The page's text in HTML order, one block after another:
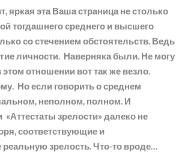
яркая эта Ваша страница не столько
тогдашнего среднего и высшего
со стечением обстоятельств. Ведь
личности. Наверняка были. Не могу
этом отношении вот так же везло.
Но если говорить о среднем
неполном, полном. И
зрелости» далеко не
соответствующие и
зрелость. Что-то вроде…